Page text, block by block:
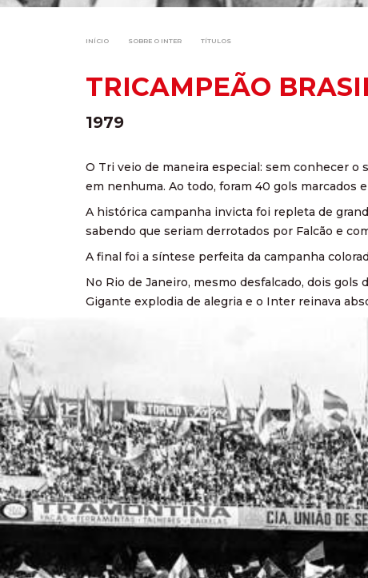
INÍCIO SOBRE O INTER TÍTULOS
TRICAMPEÃO
1979
O Tri veio de maneira especial: sem conhecer
em nenhuma. Ao todo, foram 40 gols marcados
A histórica campanha invicta foi repleta de
sabendo que seriam derrotados por Falcão e
A final foi a síntese perfeita da campanha
No Rio de Janeiro, mesmo desfalcado, dois gols
Gigante explodia de alegria e o Inter reinava